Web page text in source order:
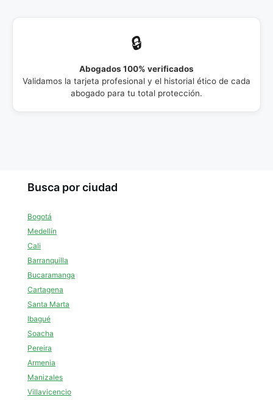
🔒
Abogados 100% verificados
Validamos la tarjeta profesional y el historial ético de cada
abogado para tu total protección.
Busca por ciudad
Bogotá
Medellín
Cali
Barranquilla
Bucaramanga
Cartagena
Santa Marta
Ibagué
Soacha
Pereira
Armenia
Manizales
Villavicencio